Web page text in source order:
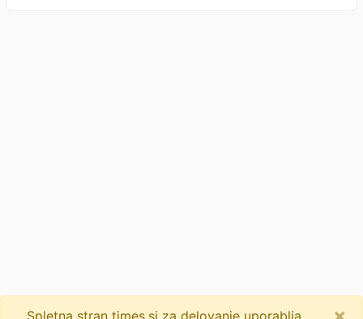
Spletna stran times.si za delovanje uporablja